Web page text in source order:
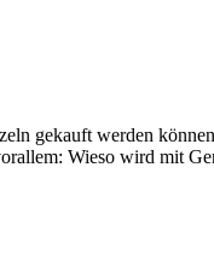
gekauft werden
Wieso wird mit